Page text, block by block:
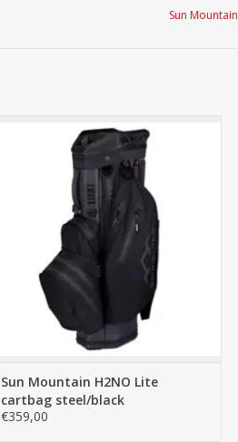
Sun Mountain
De Sun Mountain H2NO Lite Cart Bag
model 2021 borduurt voort op alle
successen van voorgaande modellen en
helpt u om uw spullen droog en
georganiseerd te houden. Deze golftas
van Sun Mountain is een sportieve tas met
een 10 inch top en 14 individuele club
TOEVOEGEN AAN WINKELWAGEN
Sun Mountain H2NO Lite
cartbag steel/black
€359,00